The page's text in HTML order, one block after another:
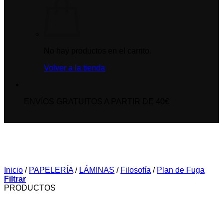
Volver a la tienda
Inicio / PAPELERÍA / LÁMINAS / Filosofía / Plan de Fuga
Filtrar
PRODUCTOS